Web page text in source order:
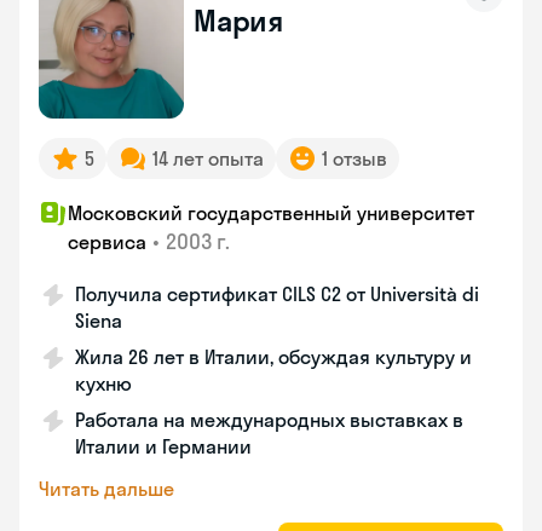
Мария
5 14 лет опыта 1 отзыв
Московский государственный университет
сервиса • 2003 г.
Получила сертификат CILS C2 от Università di
Siena
Жила 26 лет в Италии, обсуждая культуру и
кухню
Работала на международных выставках в
Италии и Германии
Читать дальше